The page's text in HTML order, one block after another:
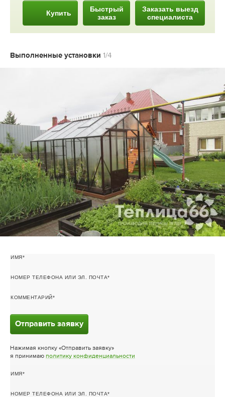
Купить
Быстрый
заказ
Заказать выезд
специалиста
Выполненные установки 1/4
ИМЯ
НОМЕР ТЕЛЕФОНА ИЛИ ЭЛ. ПОЧТА
КОММЕНТАРИЙ
Отправить заявку
Нажимая кнопку «Отправить заявку»
я принимаю политику конфиденциальности
ИМЯ
НОМЕР ТЕЛЕФОНА ИЛИ ЭЛ. ПОЧТА